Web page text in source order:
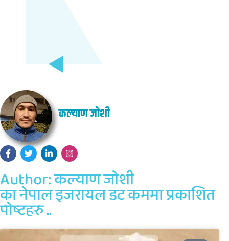
कल्याण जोशी
Author:कल्याण जोशी
का नेपाल इजरायल डट कममा प्रकाशित
पोष्टहरु ..